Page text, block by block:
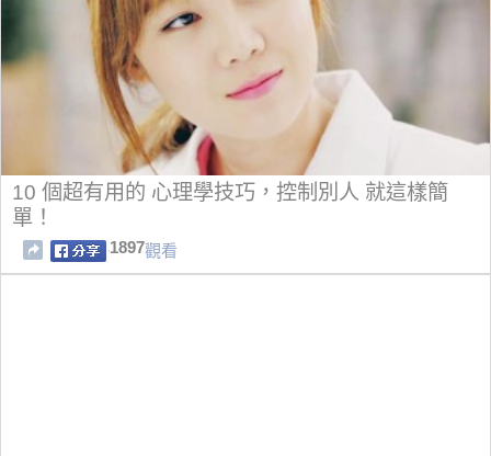
10 個超有用的 心理學技巧，控制別人 就這樣簡
單！
1897觀看